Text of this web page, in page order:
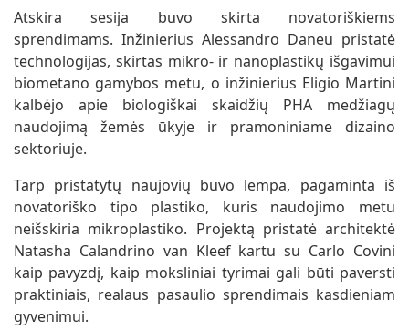
Atskira sesija buvo skirta novatoriškiems
sprendimams. Inžinierius Alessandro Daneu pristatė
technologijas, skirtas mikro- ir nanoplastikų išgavimui
biometano gamybos metu, o inžinierius Eligio Martini
kalbėjo apie biologiškai skaidžių PHA medžiagų
naudojimą žemės ūkyje ir pramoniniame dizaino
sektoriuje.
Tarp pristatytų naujovių buvo lempa, pagaminta iš
novatoriško tipo plastiko, kuris naudojimo metu
neišskiria mikroplastiko. Projektą pristatė architektė
Natasha Calandrino van Kleef kartu su Carlo Covini
kaip pavyzdį, kaip moksliniai tyrimai gali būti paversti
praktiniais, realaus pasaulio sprendimais kasdieniam
gyvenimui.